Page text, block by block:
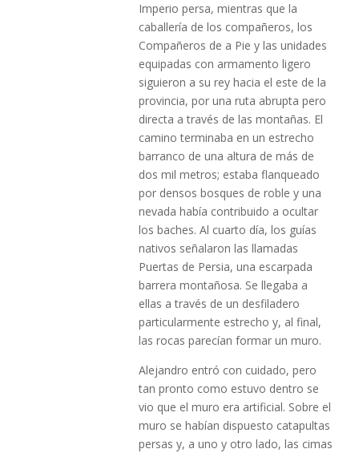
Imperio persa, mientras que la
caballería de los compañeros, los
Compañeros de a Pie y las unidades
equipadas con armamento ligero
siguieron a su rey hacia el este de la
provincia, por una ruta abrupta pero
directa a través de las montañas. El
camino terminaba en un estrecho
barranco de una altura de más de
dos mil metros; estaba flanqueado
por densos bosques de roble y una
nevada había contribuido a ocultar
los baches. Al cuarto día, los guías
nativos señalaron las llamadas
Puertas de Persia, una escarpada
barrera montañosa. Se llegaba a
ellas a través de un desfiladero
particularmente estrecho y, al final,
las rocas parecían formar un muro.
Alejandro entró con cuidado, pero
tan pronto como estuvo dentro se
vio que el muro era artificial. Sobre el
muro se habían dispuesto catapultas
persas y, a uno y otro lado, las cimas